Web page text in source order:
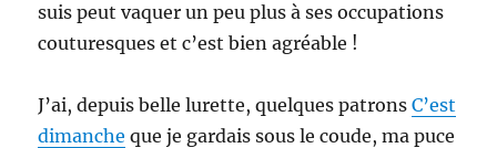
suis peut vaquer un peu plus à ses occupations
couturesques et c’est bien agréable !
J’ai, depuis belle lurette, quelques patronsC’est
dimanche que je gardais sous le coude, ma puce